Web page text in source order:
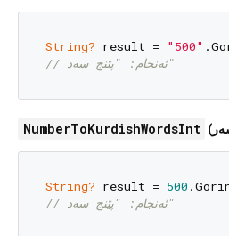
String? result = "500"
// ئەنجام: "پێنج سەد"
NumberToKurdishWordsInt
String? result = 500
// ئەنجام: "پێنج سەد"